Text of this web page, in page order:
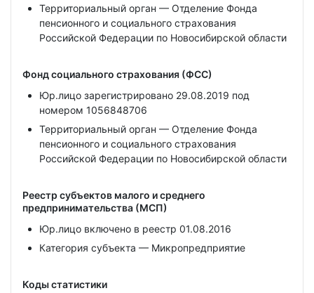
Территориальный орган — Отделение Фонда
пенсионного и социального страхования
Российской Федерации по Новосибирской области
Фонд социального страхования (ФСС)
Юр.лицо зарегистрировано 29.08.2019 под
номером 1056848706
Территориальный орган — Отделение Фонда
пенсионного и социального страхования
Российской Федерации по Новосибирской области
Реестр субъектов малого и среднего
предпринимательства (МСП)
Юр.лицо включено в реестр 01.08.2016
Категория субъекта — Микропредприятие
Коды статистики